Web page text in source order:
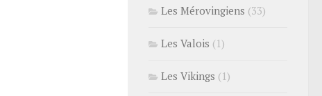
Les Mérovingiens (33)
Les Valois (1)
Les Vikings (1)